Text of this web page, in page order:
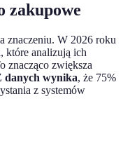
zakupowe
znaczeniu. W 2026 roku
które analizują ich
znacząco zwiększa
danych wynika, że 75%
z systemów